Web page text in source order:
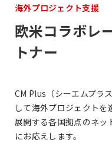
海外プロジェクト支援
欧米コラボレ
トナー
CM Plus（シーエムプラ
して海外プロジェクト
展開する各国拠点のネッ
にお応えします。